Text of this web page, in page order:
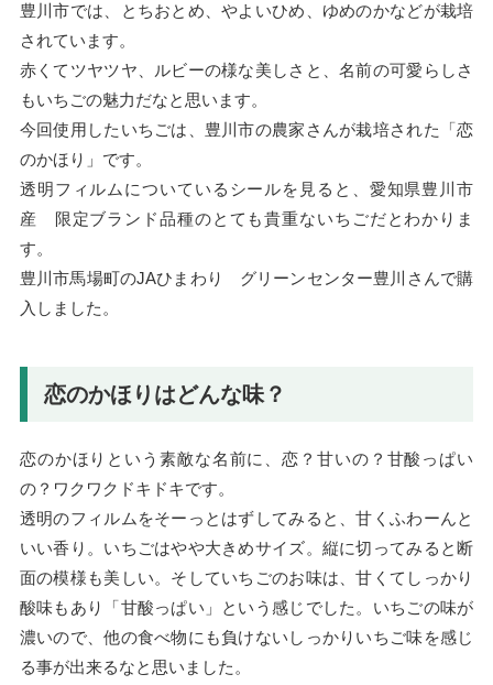
豊川市では、とちおとめ、やよいひめ、ゆめのかなどが栽培
されています。
赤くてツヤツヤ、ルビーの様な美しさと、名前の可愛らしさ
もいちごの魅力だなと思います。
今回使用したいちごは、豊川市の農家さんが栽培された「恋
のかほり」です。
透明フィルムについているシールを見ると、愛知県豊川市
産 限定ブランド品種のとても貴重ないちごだとわかりま
す。
豊川市馬場町のJAひまわり グリーンセンター豊川さんで購
入しました。
恋のかほりはどんな味？
恋のかほりという素敵な名前に、恋？甘いの？甘酸っぱい
の？ワクワクドキドキです。
透明のフィルムをそーっとはずしてみると、甘くふわーんと
いい香り。いちごはやや大きめサイズ。縦に切ってみると断
面の模様も美しい。そしていちごのお味は、甘くてしっかり
酸味もあり「甘酸っぱい」という感じでした。いちごの味が
濃いので、他の食べ物にも負けないしっかりいちご味を感じ
る事が出来るなと思いました。